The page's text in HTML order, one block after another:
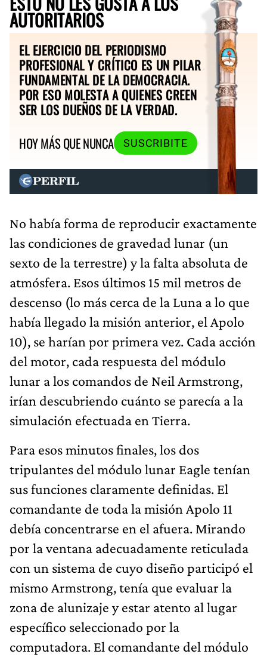
AUTORITARIOS
EL EJERCICIO DEL PERIODISMO
PROFESIONAL Y CRÍTICO ES UN PILAR
FUNDAMENTAL DE LA DEMOCRACIA.
POR ESO MOLESTA A QUIENES CREEN
SER LOS DUEÑOS DE LA VERDAD.
HOY MÁS QUE NUNCA
SUSCRIBITE
No había forma de reproducir exactamente
las condiciones de gravedad lunar (un
sexto de la terrestre) y la falta absoluta de
atmósfera. Esos últimos 15 mil metros de
descenso (lo más cerca de la Luna a lo que
había llegado la misión anterior, el Apolo
10), se harían por primera vez. Cada acción
del motor, cada respuesta del módulo
lunar a los comandos de Neil Armstrong,
irían descubriendo cuánto se parecía a la
simulación efectuada en Tierra.
Para esos minutos finales, los dos
tripulantes del módulo lunar Eagle tenían
sus funciones claramente definidas. El
comandante de toda la misión Apolo 11
debía concentrarse en el afuera. Mirando
por la ventana adecuadamente reticulada
con un sistema de cuyo diseño participó el
mismo Armstrong, tenía que evaluar la
zona de alunizaje y estar atento al lugar
específico seleccionado por la
computadora. El comandante del módulo